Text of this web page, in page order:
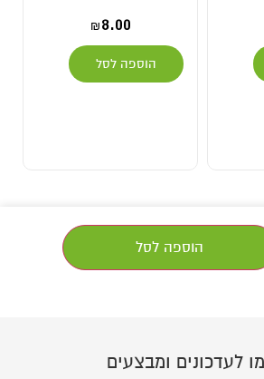
₪8.00
הוספה לסל
הוספה לסל
לעדכונים ומבצעים